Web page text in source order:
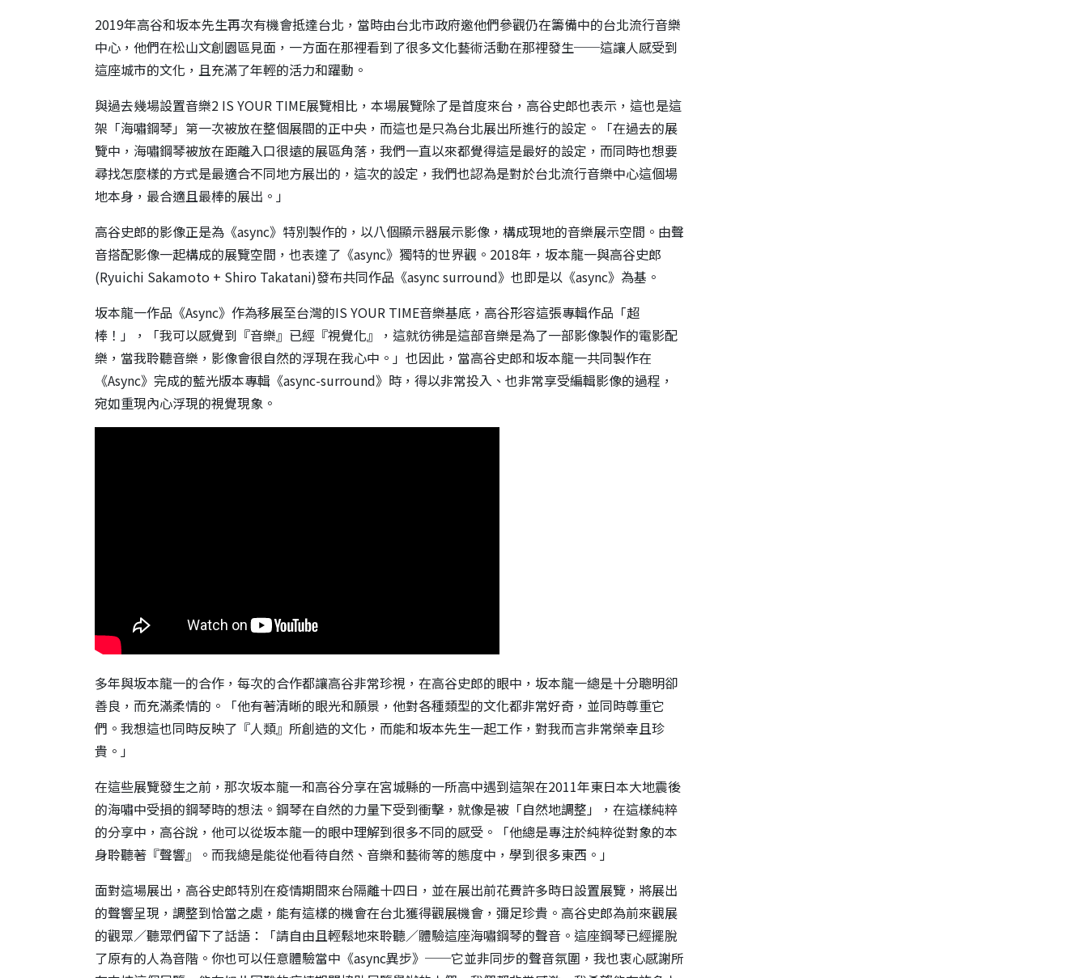
2019年高谷和坂本先生再次有機會抵達台北，當時由台北市政府邀他們參觀仍在籌備中的台北流行音樂
中心，他們在松山文創園區見面，一方面在那裡看到了很多文化藝術活動在那裡發生──這讓人感受到
這座城市的文化，且充滿了年輕的活力和躍動。
與過去幾場設置音樂2 IS YOUR TIME展覽相比，本場展覽除了是首度來台，高谷史郎也表示，這也是這
架「海嘯鋼琴」第一次被放在整個展間的正中央，而這也是只為台北展出所進行的設定。「在過去的展
覽中，海嘯鋼琴被放在距離入口很遠的展區角落，我們一直以來都覺得這是最好的設定，而同時也想要
尋找怎麼樣的方式是最適合不同地方展出的，這次的設定，我們也認為是對於台北流行音樂中心這個場
地本身，最合適且最棒的展出。」
高谷史郎的影像正是為《async》特別製作的，以八個顯示器展示影像，構成現地的音樂展示空間。由聲
音搭配影像一起構成的展覽空間，也表達了《async》獨特的世界觀。2018年，坂本龍一與高谷史郎
(Ryuichi Sakamoto + Shiro Takatani)發布共同作品《async surround》也即是以《async》為基。
坂本龍一作品《Async》作為移展至台灣的IS YOUR TIME音樂基底，高谷形容這張專輯作品「超
棒！」，「我可以感覺到『音樂』已經『視覺化』，這就彷彿是這部音樂是為了一部影像製作的電影配
樂，當我聆聽音樂，影像會很自然的浮現在我心中。」也因此，當高谷史郎和坂本龍一共同製作在
《Async》完成的藍光版本專輯《async-surround》時，得以非常投入、也非常享受編輯影像的過程，
宛如重現內心浮現的視覺現象。
多年與坂本龍一的合作，每次的合作都讓高谷非常珍視，在高谷史郎的眼中，坂本龍一總是十分聰明卻
善良，而充滿柔情的。「他有著清晰的眼光和願景，他對各種類型的文化都非常好奇，並同時尊重它
們。我想這也同時反映了『人類』所創造的文化，而能和坂本先生一起工作，對我而言非常榮幸且珍
貴。」
在這些展覽發生之前，那次坂本龍一和高谷分享在宮城縣的一所高中遇到這架在2011年東日本大地震後
的海嘯中受損的鋼琴時的想法。鋼琴在自然的力量下受到衝擊，就像是被「自然地調整」，在這樣純粹
的分享中，高谷說，他可以從坂本龍一的眼中理解到很多不同的感受。「他總是專注於純粹從對象的本
身聆聽著『聲響』。而我總是能從他看待自然、音樂和藝術等的態度中，學到很多東西。」
面對這場展出，高谷史郎特別在疫情期間來台隔離十四日，並在展出前花費許多時日設置展覽，將展出
的聲響呈現，調整到恰當之處，能有這樣的機會在台北獲得觀展機會，彌足珍貴。高谷史郎為前來觀展
的觀眾／聽眾們留下了話語：「請自由且輕鬆地來聆聽／體驗這座海嘯鋼琴的聲音。這座鋼琴已經擺脫
了原有的人為音階。你也可以任意體驗當中《async異步》──它並非同步的聲音氛圍，我也衷心感謝所